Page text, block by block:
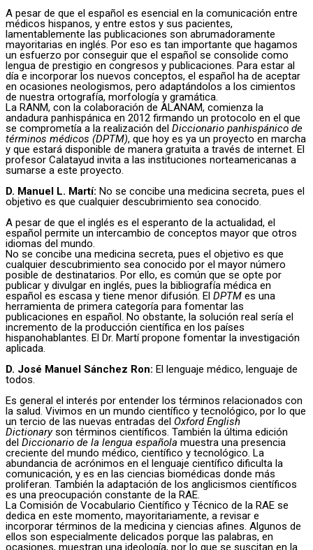
A pesar de que el español es esencial en la comunicación entre
médicos hispanos, y entre estos y sus pacientes,
lamentablemente las publicaciones son abrumadoramente
mayoritarias en inglés. Por eso es tan importante que hagamos
un esfuerzo por conseguir que el español se consolide como
lengua de prestigio en congresos y publicaciones. Para estar al
día e incorporar los nuevos conceptos, el español ha de aceptar
en ocasiones neologismos, pero adaptándolos a los cimientos
de nuestra ortografía, morfología y gramática.
La RANM, con la colaboración de ALANAM, comienza la
andadura panhispánica en 2012 firmando un protocolo en el que
se comprometía a la realización del Diccionario panhispánico de
términos médicos (DPTM), que hoy es ya un proyecto en marcha
y que estará disponible de manera gratuita a través de internet. El
profesor Calatayud invita a las instituciones norteamericanas a
sumarse a este proyecto.
D. Manuel L. Martí: No se concibe una medicina secreta, pues el
objetivo es que cualquier descubrimiento sea conocido.
A pesar de que el inglés es el esperanto de la actualidad, el
español permite un intercambio de conceptos mayor que otros
idiomas del mundo.
No se concibe una medicina secreta, pues el objetivo es que
cualquier descubrimiento sea conocido por el mayor número
posible de destinatarios. Por ello, es común que se opte por
publicar y divulgar en inglés, pues la bibliografía médica en
español es escasa y tiene menor difusión. El DPTM es una
herramienta de primera categoría para fomentar las
publicaciones en español. No obstante, la solución real sería el
incremento de la producción científica en los países
hispanohablantes. El Dr. Martí propone fomentar la investigación
aplicada.
D. José Manuel Sánchez Ron: El lenguaje médico, lenguaje de
todos.
Es general el interés por entender los términos relacionados con
la salud. Vivimos en un mundo científico y tecnológico, por lo que
un tercio de las nuevas entradas del Oxford English
Dictionaryson términos científicos. También la última edición
del Diccionario de la lengua española muestra una presencia
creciente del mundo médico, científico y tecnológico. La
abundancia de acrónimos en el lenguaje científico dificulta la
comunicación, y es en las ciencias biomédicas donde más
proliferan. También la adaptación de los anglicismos científicos
es una preocupación constante de la RAE.
La Comisión de Vocabulario Científico y Técnico de la RAE se
dedica en este momento, mayoritariamente, a revisar e
incorporar términos de la medicina y ciencias afines. Algunos de
ellos son especialmente delicados porque las palabras, en
ocasiones, muestran una ideología, por lo que se suscitan en la